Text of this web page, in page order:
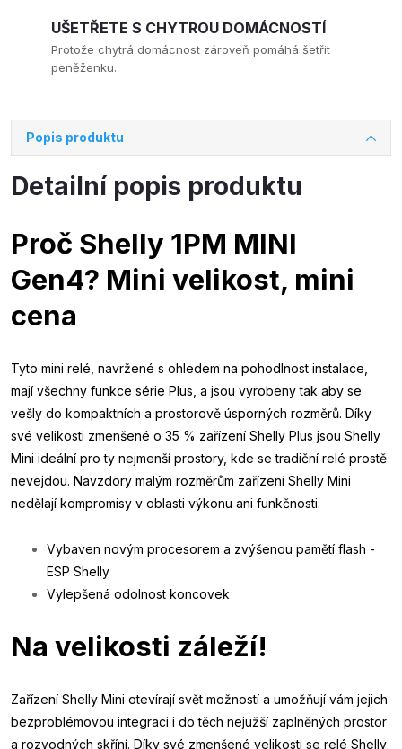
UŠETŘETE S CHYTROU DOMÁCNOSTÍ
Protože chytrá domácnost zároveň pomáhá šetřit
peněženku.
Popis produktu
Detailní popis produktu
Proč Shelly 1PM MINI
Gen4? Mini velikost, mini
cena
Tyto mini relé, navržené s ohledem na pohodlnost instalace,
mají všechny funkce série Plus, a jsou vyrobeny tak aby se
vešly do kompaktních a prostorově úsporných rozměrů. Díky
své velikosti zmenšené o 35 % zařízení Shelly Plus jsou Shelly
Mini ideální pro ty nejmenší prostory, kde se tradiční relé prostě
nevejdou. Navzdory malým rozměrům zařízení Shelly Mini
nedělají kompromisy v oblasti výkonu ani funkčnosti.
Vybaven novým procesorem a zvýšenou pamětí flash -
ESP Shelly
Vylepšená odolnost koncovek
Na velikosti záleží!
Zařízení Shelly Mini otevírají svět možností a umožňují vám jejich
bezproblémovou integraci i do těch nejužší zaplněných prostor
a rozvodných skříní. Díky své zmenšené velikosti se relé Shelly